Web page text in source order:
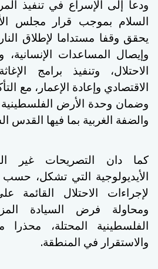
ودعا إلى الإسراع في تنفيذ
يحقق وقفا مستداما لإطلاق
وإيصال المساعدات الإنسانية،
الاحتلال، وتنفيذ برامج
الاقتصادي وإعادة الإعمار، مع
وضمان وحدة الأرض
والضفة الغربية بما فيها القدس
كما دان التصريحات غير
الأيديولوجية التي تشكل، حسب
لإجراءات الاحتلال القائمة
ومحاولة فرض السيادة
الفلسطينية المحتلة، محذرا
والاستقرار في المنطقة.